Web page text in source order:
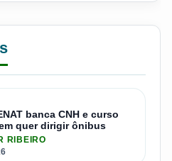
banca CNH e curso
quer dirigir ônibus
RIBEIRO